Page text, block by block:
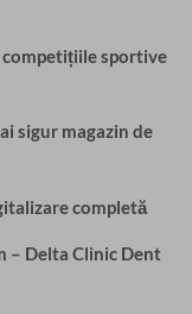
sportive
sigur magazin de
completă
– Delta Clinic Dent